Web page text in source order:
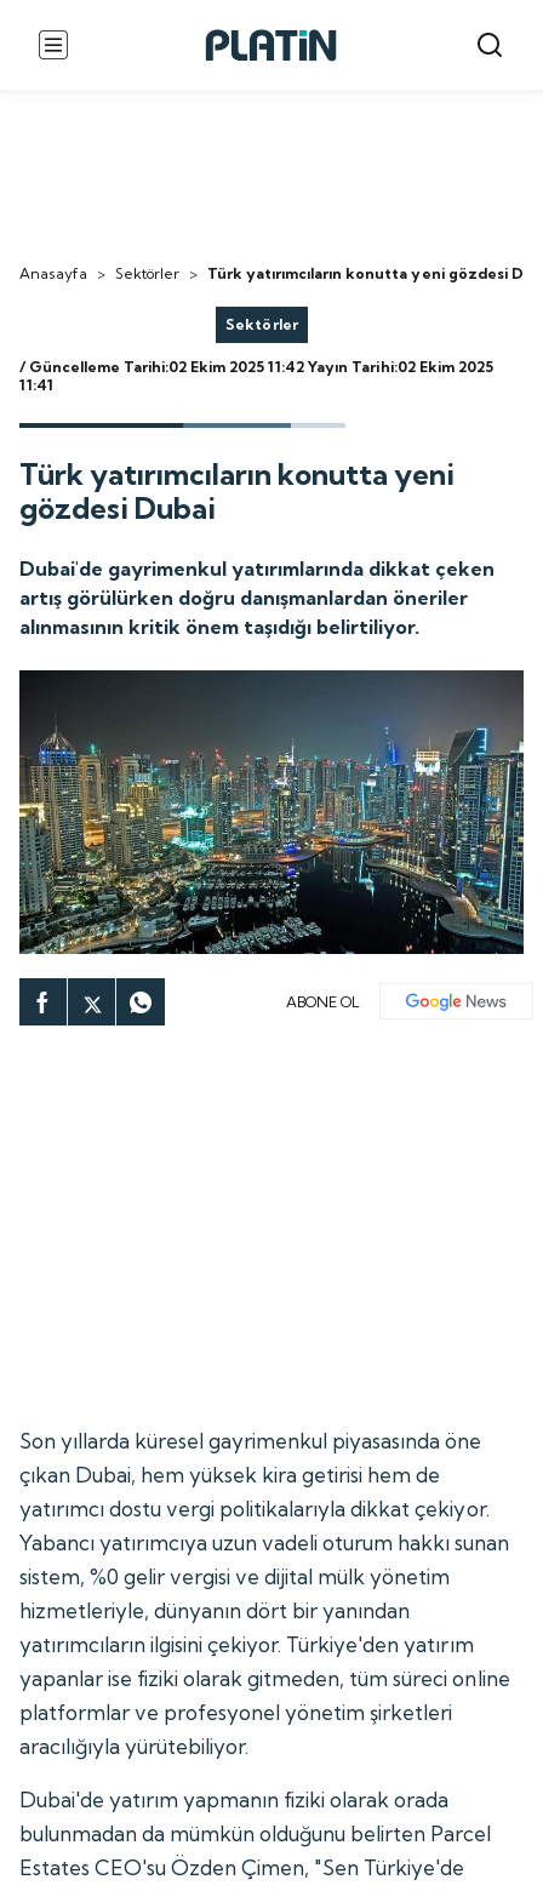
Anasayfa > Sektörler > Türk yatırımcıların konutta yeni gözdesi
Sektörler
/ Güncelleme Tarihi:02 Ekim 2025 11:42 Yayın Tarihi:02 Ekim 2025
11:41
Türk yatırımcıların konutta yeni
gözdesi Dubai
Dubai'de gayrimenkul yatırımlarında dikkat çeken
artış görülürken doğru danışmanlardan öneriler
alınmasının kritik önem taşıdığı belirtiliyor.
ABONE OL
Son yıllarda küresel gayrimenkul piyasasında öne
çıkan Dubai, hem yüksek kira getirisi hem de
yatırımcı dostu vergi politikalarıyla dikkat çekiyor.
Yabancı yatırımcıya uzun vadeli oturum hakkı sunan
sistem, %0 gelir vergisi ve dijital mülk yönetim
hizmetleriyle, dünyanın dört bir yanından
yatırımcıların ilgisini çekiyor. Türkiye'den yatırım
yapanlar ise fiziki olarak gitmeden, tüm süreci online
platformlar ve profesyonel yönetim şirketleri
aracılığıyla yürütebiliyor.
Dubai'de yatırım yapmanın fiziki olarak orada
bulunmadan da mümkün olduğunu belirten Parcel
Estates CEO'su Özden Çimen, "Sen Türkiye'de